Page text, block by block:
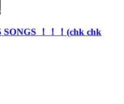
！！！(chk chk